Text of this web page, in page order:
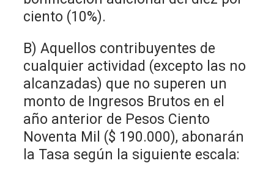
ciento (10%).
B) Aquellos contribuyentes de
cualquier actividad (excepto las no
alcanzadas) que no superen un
monto de Ingresos Brutos en el
año anterior de Pesos Ciento
Noventa Mil ($ 190.000), abonarán
la Tasa según la siguiente escala: